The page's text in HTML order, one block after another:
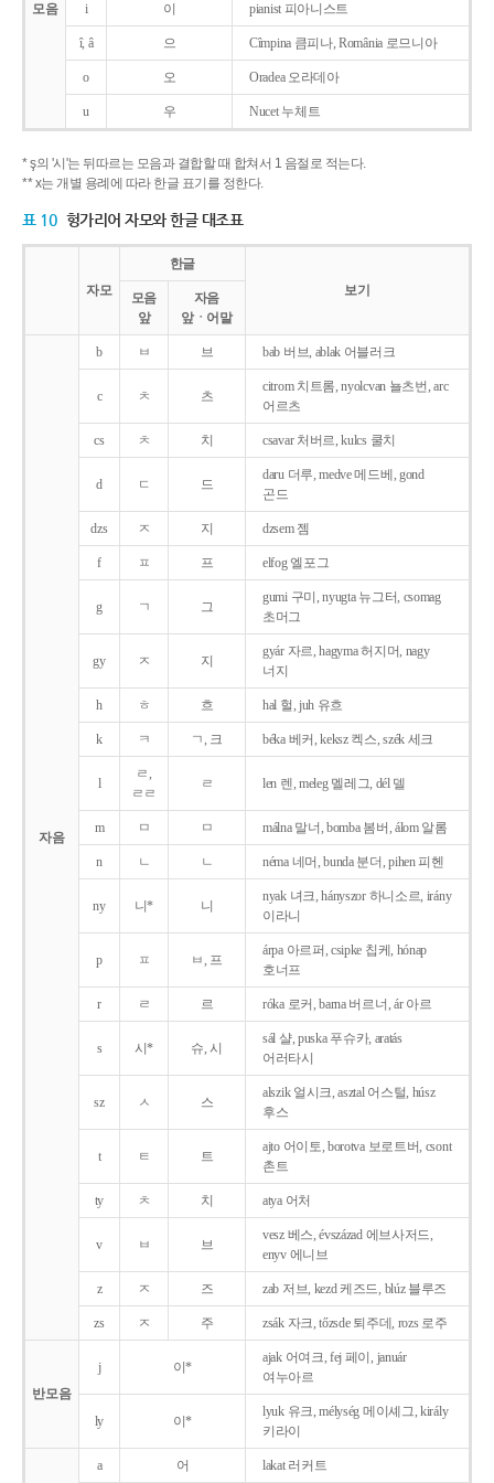
모음 i 이 pianist 피아니스트
î, â 으 Cîmpina 큼피나, România 로므니아
o 오 Oradea 오라데아
u 우 Nucet 누체트
* ş의 '시'는 뒤따르는 모음과 결합할 때 합쳐서 1 음절로 적는다.
** x는 개별 용례에 따라 한글 표기를 정한다.
표 10 헝가리어 자모와 한글 대조표
자모
한글
보기
모음
앞
자음
앞ㆍ어말
자음
b ㅂ 브 bab 버브, ablak 어블러크
c ㅊ 츠
citrom 치트롬, nyolcvan 뇰츠번, arc
어르츠
cs ㅊ 치 csavar 처버르, kulcs 쿨치
d ㄷ 드
daru 더루, medve 메드베, gond
곤드
dzs ㅈ 지 dzsem 젬
f ㅍ 프 elfog 엘포그
g ㄱ 그
gumi 구미, nyugta 뉴그터, csomag
초머그
gy ㅈ 지
gyár 자르, hagyma 허지머, nagy
너지
h ㅎ 흐 hal 헐, juh 유흐
k ㅋ ㄱ, 크 béka 베커, keksz 켁스, szék 세크
l
ㄹ,
ㄹㄹ
ㄹ len 렌, meleg 멜레그, dél 델
m ㅁ ㅁ málna 말너, bomba 봄버, álom 알롬
n ㄴ ㄴ néma 네머, bunda 분더, pihen 피헨
ny 니* 니
nyak 녀크, hányszor 하니소르, irány
이라니
p ㅍ ㅂ, 프
árpa 아르퍼, csipke 칩케, hónap
호너프
r ㄹ 르 róka 로커, barna 버르너, ár 아르
s 시* 슈, 시
sál 샬, puska 푸슈카, aratás
어러타시
sz ㅅ 스
alszik 얼시크, asztal 어스털, húsz
후스
t ㅌ 트
ajto 어이토, borotva 보로트버, csont
촌트
ty ㅊ 치 atya 어처
v ㅂ 브
vesz 베스, évszázad 에브사저드,
enyv 에니브
z ㅈ 즈 zab 저브, kezd 케즈드, blúz 블루즈
zs ㅈ 주 zsák 자크, tőzsde 퇴주데, rozs 로주
반모음
j 이*
ajak 어여크, fej 페이, január
여누아르
ly 이*
lyuk 유크, mélység 메이셰그, király
키라이
a 어 lakat 러커트